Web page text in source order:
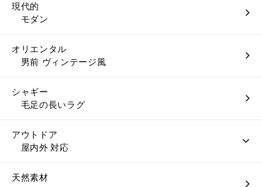
現代的
モダン
オリエンタル
男前 ヴィンテージ風
シャギー
毛足の長いラグ
アウトドア
屋内外 対応
天然素材